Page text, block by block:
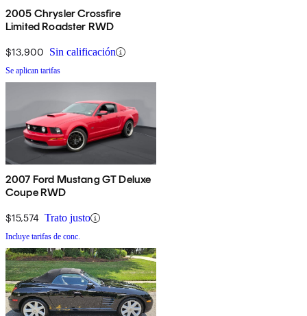
2005 Chrysler Crossfire
Limited Roadster RWD
$13,900 Sin calificación
Se aplican tarifas
2007 Ford Mustang GT Deluxe
Coupe RWD
$15,574 Trato justo
Incluye tarifas de conc.